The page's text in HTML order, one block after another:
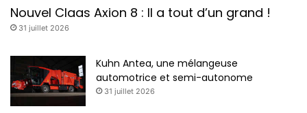
Nouvel Claas Axion 8 : Il a tout d’un grand !
31 juillet 2026
Kuhn Antea, une mélangeuse
automotrice et semi-autonome
31 juillet 2026